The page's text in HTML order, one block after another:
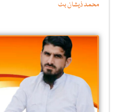
محمد ذیشان بٹ